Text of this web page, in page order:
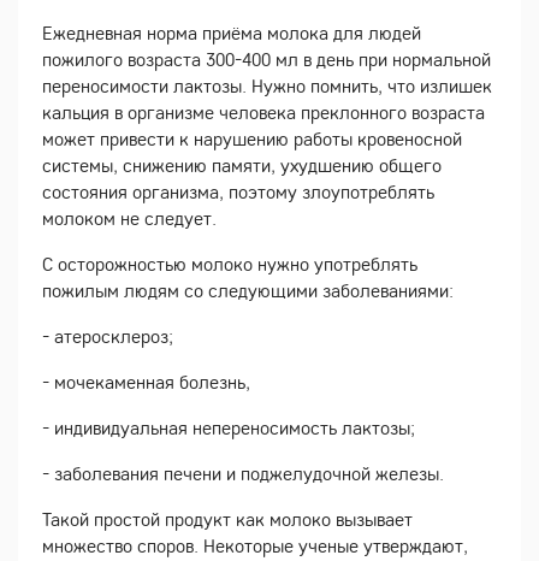
Ежедневная норма приёма молока для людей
пожилого возраста 300-400 мл в день при нормальной
переносимости лактозы. Нужно помнить, что излишек
кальция в организме человека преклонного возраста
может привести к нарушению работы кровеносной
системы, снижению памяти, ухудшению общего
состояния организма, поэтому злоупотреблять
молоком не следует.
С осторожностью молоко нужно употреблять
пожилым людям со следующими заболеваниями:
- атеросклероз;
- мочекаменная болезнь,
- индивидуальная непереносимость лактозы;
- заболевания печени и поджелудочной железы.
Такой простой продукт как молоко вызывает
множество споров. Некоторые ученые утверждают,